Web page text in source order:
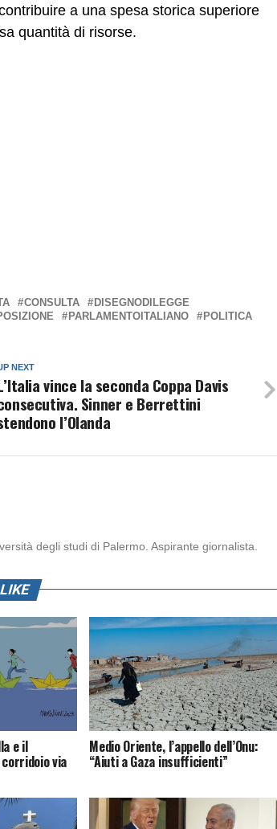
a una spesa storica superiore
quantità di risorse.
CONSULTA
DISEGNODILEGGE
PARLAMENTOITALIANO
POLITICA
NEXT
vince la seconda Coppa Davis
Sinner e Berrettini
l’Olanda
degli studi di Palermo. Aspirante giornalista.
e il
via
Medio Oriente, l’appello dell’Onu:
“Aiuti a Gaza insufficienti”